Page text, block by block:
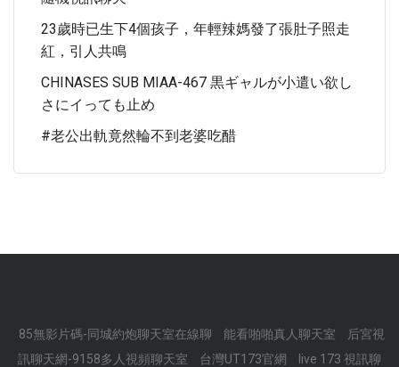
23歲時已生下4個孩子，年輕辣媽發了張肚子照走
紅，引人共鳴
CHINASES SUB MIAA-467 黒ギャルが小遣い欲し
さにイっても止め
#老公出軌竟然輪不到老婆吃醋
85無影片碼-同城約炮聊天室在線聊 能看啪啪真人聊天室
后宮視
訊聊天網-9158多人視頻聊天室
台灣UT173官網
live 173 視訊聊